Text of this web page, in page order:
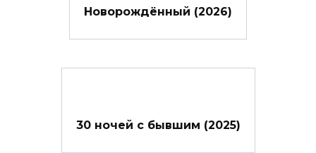
Новорождённый (2026)
30 ночей с бывшим (2025)